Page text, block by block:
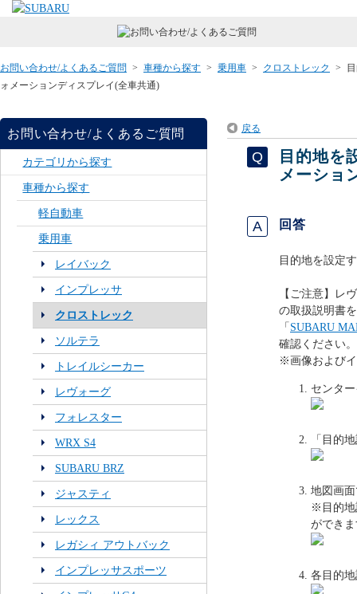
お問い合わせ/よくあるご質問 > 車種から探す > 乗用車 > クロストレック >
ォメーションディスプレイ(全車共通)
お問い合わせ/よくあるご質問
カテゴリから探す
車種から探す
軽自動車
乗用車
レイバック
インプレッサ
クロストレック
ソルテラ
トレイルシーカー
レヴォーグ
フォレスター
WRX S4
SUBARU BRZ
ジャスティ
レックス
レガシィ アウトバック
インプレッサスポーツ
戻る
目的地を
メーショ
回答
目的地を設定
【ご注意】レ
の取扱説明書
「 SUBARU
確認ください。
※画像および
センタ
「目的
地図画
※目的地
ができ
各目的